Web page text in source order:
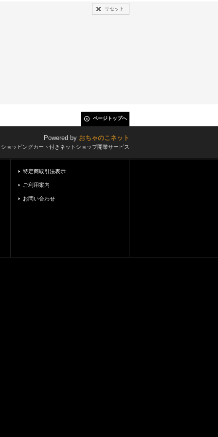
リセット
ページトップへ
Powered by おちゃのこネット
ョッピングカート付きネットショップ開業サービス
特定商取引法表示
ご利用案内
お問い合わせ